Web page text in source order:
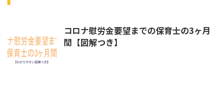
コロナ慰労金要望までの保育士の3ヶ月
間【図解つき】